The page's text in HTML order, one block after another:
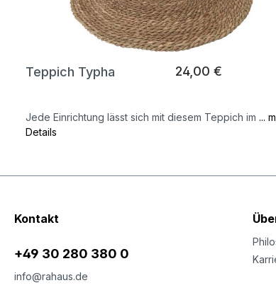
Teppich Typha 24,00 €
Jede Einrichtung lässt sich mit diesem Teppich im ...
Details
Kontakt
+49 30 280 380 0
info@rahaus.de